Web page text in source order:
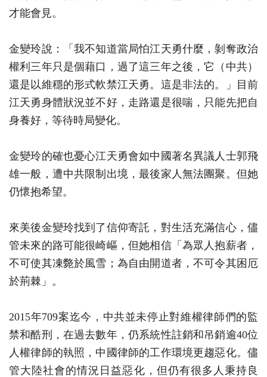
才能會見。
金變玲說：「我不知道當局怕江天勇什麼，剝奪政治
權利三年只是個藉口，過了這三年之後，它（中共）
還是以維穩的形式軟禁江天勇。這是非法的。」目前
江天勇身體狀況並不好，走路還是很喘，只能先把自
身養好，等待時局變化。
金變玲的確也憂心江天勇會如中國著名異議人士郭飛
雄一般，遭中共限制出境，最後家人無法團聚。但她
仍懷抱希望。
來美後金變玲找到了信仰寄託，對生活充滿信心，儘
管未來的路可能很崎嶇，但她相信「為眾人抱薪者，
不可使其凍斃於風雪；為自由開道者，不可令其困厄
於荊棘」。
2015年709案迄今，中共並未停止對維權律師們的監
禁和酷刑，在過去數年，仍系統性註銷和吊銷逾40位
人權律師的執照，中國律師的工作環境更趨惡化。儘
管大陸社會的情況日益惡化，但仍有很多人秉持良